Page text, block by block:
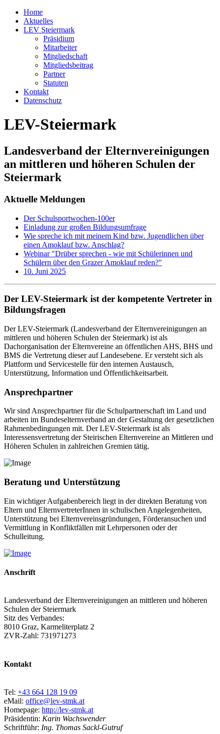
Home
Aktuelles
LEV Steiermark
Präsidium
Mitarbeiter
Mitgliedschaft
Mitgliedsbeitrag
Partner
Statuten
Kontakt
Datenschutz
LEV-Steiermark
Landesverband der Elternvereinigungen
an mittleren und höheren Schulen der
Steiermark
Aktuelle Meldungen
Der Schulsportwochen-100er
Einladung zur großen Bildungsumfrage
Wie spreche ich mit meinem Kind bzw. Jugendlichen über
einen Amoklauf bzw. Anschlag?
Webinar "Drüber sprechen - wie mit Schülerinnen und
Schülern über den Grazer Amoklauf reden?"
10. Juni 2025
Der LEV-Steiermark ist der kompetente Vertreter in
Bildungsfragen
Der LEV-Steiermark (Landesverband der Elternvereinigungen an
mittleren und höheren Schulen der Steiermark) ist als
Dachorganisation der Elternvereine an öffentlichen AHS, BHS und
BMS die Vertretung dieser auf Landesebene. Er versteht sich als
Plattform und Servicestelle für den internen Austausch,
Unterstützung, Information und Öffentlichkeitsarbeit.
Ansprechpartner
Wir sind Ansprechpartner für die Schulpartnerschaft im Land und
arbeiten im Bundeselternverband an der Gestaltung der gesetzlichen
Rahmenbedingungen mit. Der LEV-Steiermark ist als
Interessensvertretung der Steirischen Elternvereine an Mittleren und
Höheren Schulen in zahlreichen Gremien tätig.
Beratung und Unterstützung
Ein wichtiger Aufgabenbereich liegt in der direkten Beratung von
Eltern und ElternvertreterInnen in schulischen Angelegenheiten,
Unterstützung bei Elternvereinsgründungen, Förderansuchen und
Vermittlung in Konfliktfällen mit Lehrpersonen oder der
Schulleitung.
Anschrift
Landesverband der Elternvereinigungen an mittleren und höheren
Schulen der Steiermark
Sitz des Verbandes:
8010 Graz, Karmeliterplatz 2
ZVR-Zahl: 731971273
Kontakt
Tel: +43 664 128 19 09
eMail: office@lev-stmk.at
Homepage: http://lev-stmk.at
Präsidentin: Karin Wachswender
Schriftführ: Ing. Thomas Sackl-Gutruf